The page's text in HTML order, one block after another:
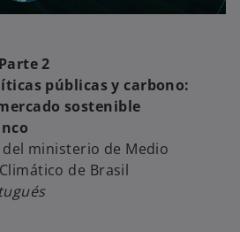
e
o
a
2
públicas y carbono:
sostenible
ministerio de Medio
de Brasil